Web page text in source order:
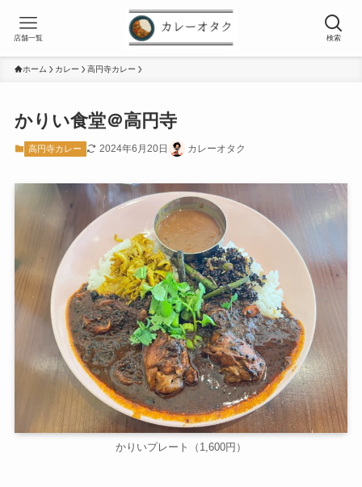
検索
店舗一覧
ホーム カレー 高円寺カレー
かりい食堂＠高円寺
高円寺カレー 2024年6月20日 カレーオタク
かりいプレート（1,600円）